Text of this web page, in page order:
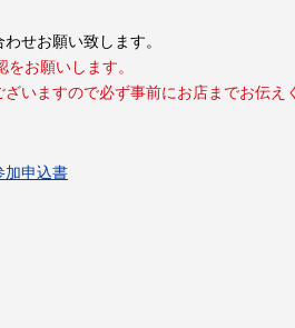
せお願い致します。
お願いします。
いますので必ず事前にお店までお伝え
申込書